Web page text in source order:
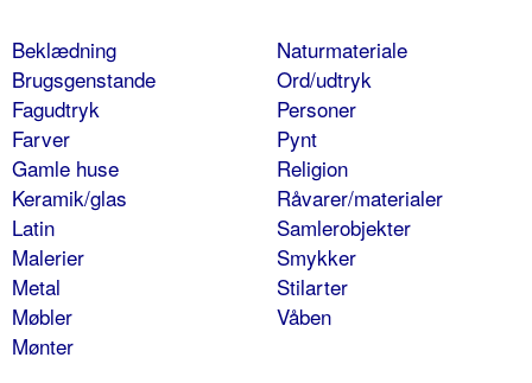
Beklædning
Brugsgenstande
Fagudtryk
Farver
Gamle huse
Keramik/glas
Latin
Malerier
Metal
Møbler
Mønter
Naturmateriale
Ord/udtryk
Personer
Pynt
Religion
Råvarer/materialer
Samlerobjekter
Smykker
Stilarter
Våben